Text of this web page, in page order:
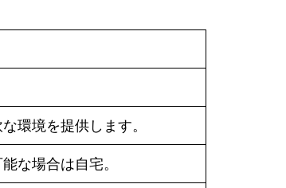
環境を提供します。
な場合は自宅。